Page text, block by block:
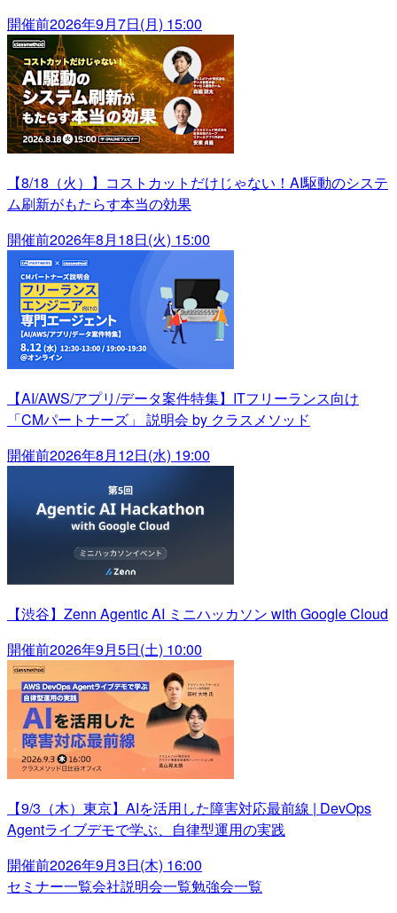
開催前2026年9月7日(月) 15:00
【8/18（火）】コストカットだけじゃない！AI駆動のシステ
ム刷新がもたらす本当の効果
開催前2026年8月18日(火) 15:00
【AI/AWS/アプリ/データ案件特集】ITフリーランス向け
「CMパートナーズ」 説明会 by クラスメソッド
開催前2026年8月12日(水) 19:00
【渋谷】Zenn Agentic AI ミニハッカソン with Google Cloud
開催前2026年9月5日(土) 10:00
【9/3（木）東京】AIを活用した障害対応最前線 | DevOps
Agentライブデモで学ぶ、自律型運用の実践
開催前2026年9月3日(木) 16:00
セミナー一覧会社説明会一覧勉強会一覧